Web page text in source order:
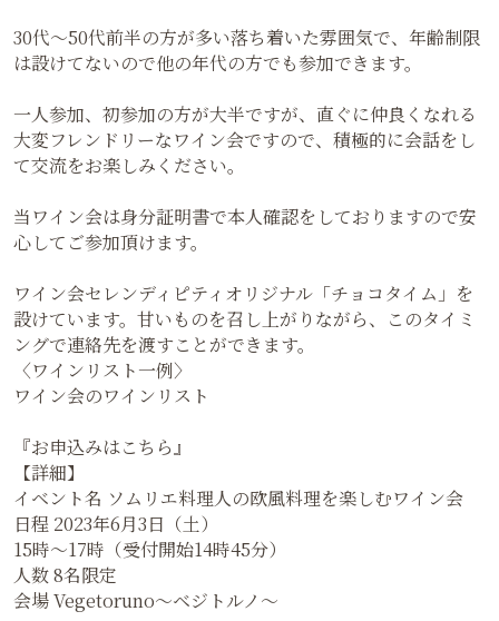
30代〜50代前半の方が多い落ち着いた雰囲気で、年齢制限
は設けてないので他の年代の方でも参加できます。
一人参加、初参加の方が大半ですが、直ぐに仲良くなれる
大変フレンドリーなワイン会ですので、積極的に会話をし
て交流をお楽しみください。
当ワイン会は身分証明書で本人確認をしておりますので安
心してご参加頂けます。
ワイン会セレンディピティオリジナル「チョコタイム」を
設けています。甘いものを召し上がりながら、このタイミ
ングで連絡先を渡すことができます。
〈ワインリスト一例〉
ワイン会のワインリスト
『お申込みはこちら』
【詳細】
イベント名 ソムリエ料理人の欧風料理を楽しむワイン会
日程 2023年6月3日（土）
15時〜17時（受付開始14時45分）
人数 8名限定
会場 Vegetoruno～ベジトルノ～